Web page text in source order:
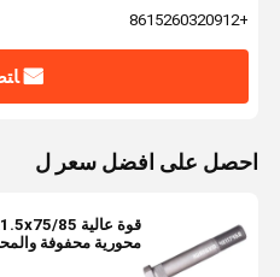
+8615260320912
احصل على افضل سعر ل